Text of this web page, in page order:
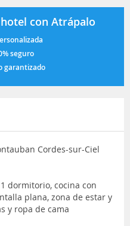
con Atrápalo
seguro
garantizado
Cordes-sur-Ciel
dormitorio, cocina con
plana, zona de estar y
y ropa de cama